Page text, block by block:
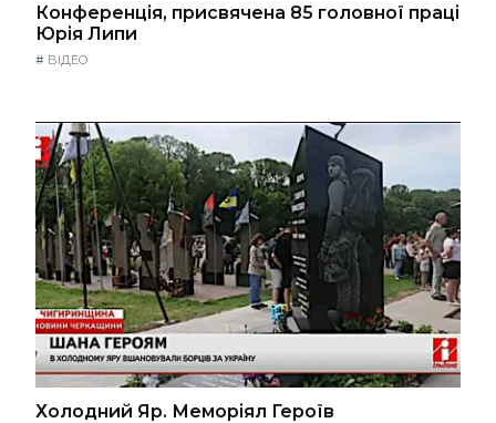
Конференція, присвячена 85 головної праці
Юрія Липи
# ВІДЕО
Холодний Яр. Меморіял Героїв